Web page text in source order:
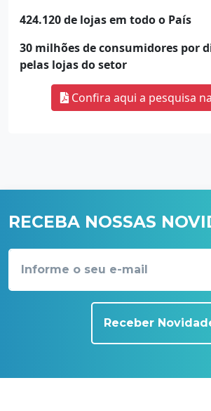
424.120 de lojas em todo o País
30 milhões de consumidores por
pelas lojas do setor
Confira aqui a pesquisa
RECEBA NOSSAS
Receber